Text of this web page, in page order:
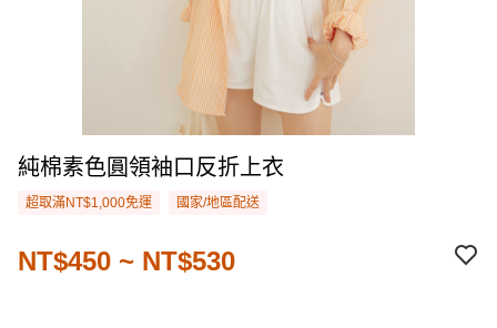
純棉素色圓領袖口反折上衣
超取滿NT$1,000免運 國家/地區配送
NT$450 ~ NT$530